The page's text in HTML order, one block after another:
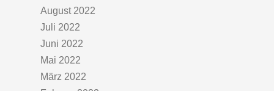
August 2022
Juli 2022
Juni 2022
Mai 2022
März 2022